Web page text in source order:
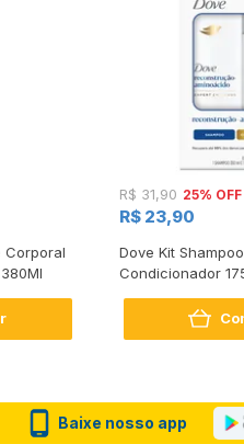
Corporal
R$ 31,90 25% OFF
R$ 23,90
Dove Kit
Condicionador
Baixe nosso app